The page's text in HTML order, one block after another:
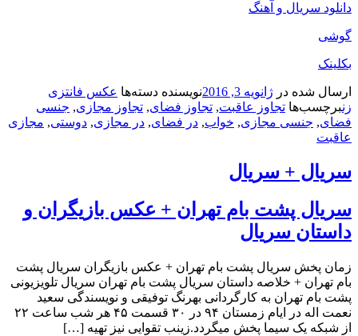
دانلود سریال و آهنگ
گوشی
بکلینک
ارسال شده در ژانویه 3, 2016 نویسنده دسته‌ها عکس فانتزی
زنبرچسب‌ها تجاوز عاقبت, تجاوز فضای, تجاوز مجازی, جنسی
فضای, جنسی مجازی, خواب, در فضای, در مجازی, دوستی, مجازی
عاقبت
سریال + سریال
سریال پشت بام تهران + عکس بازیگران و
داستان سریال
زمان پخش سریال پشت بام تهران + عکس بازیگران سریال پشت
بام تهران + خلاصه داستان سریال پشت بام تهران سریال تلویزیونی
پشت بام تهران به کارگردانی بهرنگ توفیقی و نویسندگی سعید
نعمت اله در ایام زمستان ۹۴ در ۳۰ قسمت ۴۵ هر شب ساعت ۲۲
از شبکه یک سیما پخش میگردد.زینب تقوایی نیز تهیه […]